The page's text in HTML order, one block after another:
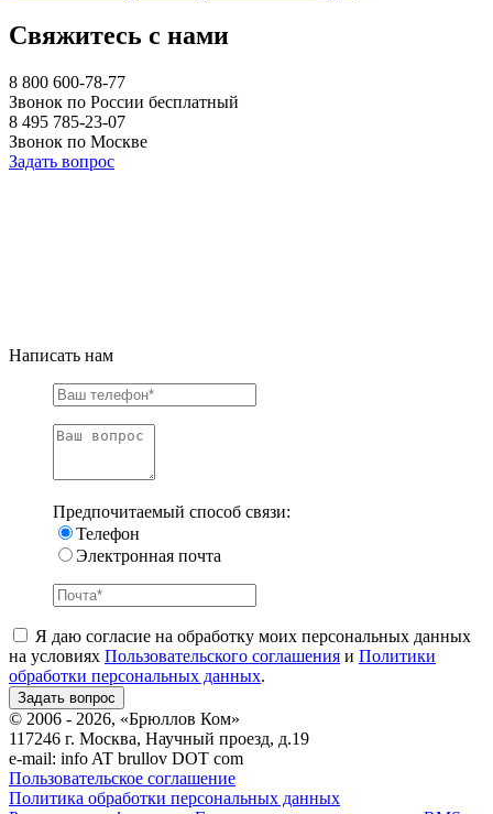
Свяжитесь с нами
8 800 600-78-77
Звонок по России бесплатный
8 495 785-23-07
Звонок по Москве
Задать вопрос
Написать нам
Предпочитаемый способ связи:
Телефон
Электронная почта
Я даю согласие на обработку моих персональных данных
на условиях Пользовательского соглашения и Политики
обработки персональных данных.
© 2006 - 2026, «Брюллов Ком»
117246 г. Москва, Научный проезд, д.19
e-mail: info AT brullov DOT com
Пользовательское соглашение
Политика обработки персональных данных